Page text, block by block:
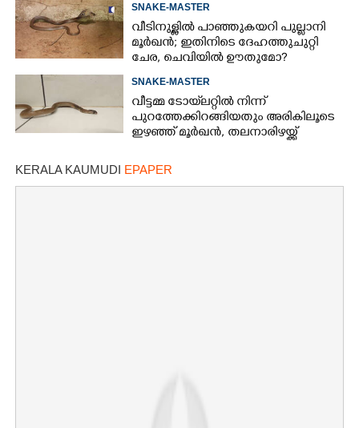
തിരിഞ്ഞുനോക്കുന്നില്ല'
SNAKE-MASTER
വീടിനുള്ളിൽ പാഞ്ഞുകയറി പുല്ലാനി
മൂർഖൻ; ഇതിനിടെ ദേഹത്തുചുറ്റി
ചേര, ചെവിയിൽ ഊതുമോ?
SNAKE-MASTER
വീട്ടമ്മ ടോയ്‌ലറ്റിൽ നിന്ന്
പുറത്തേക്കിറങ്ങിയതും അരികിലൂടെ
ഇഴഞ്ഞ് മൂർഖൻ, തലനാരിഴയ്ക്ക്
KERALA KAUMUDI EPAPER